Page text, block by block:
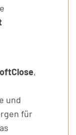
,
und
für